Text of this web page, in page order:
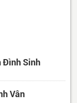
Đình Sinh
Vân